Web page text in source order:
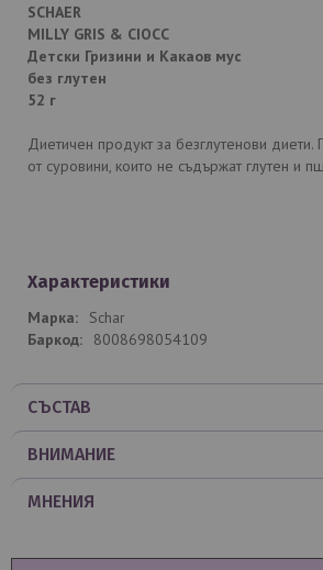
SCHAER
MILLY GRIS & CIOCC
Детски Гризини и Какаов мус
без глутен
52 г
Диетичен продукт за безглутенови
от суровини, които не съдържат глутен и
Характеристики
Schar
8008698054109
СЪСТАВ
ВНИМАНИЕ
МНЕНИЯ